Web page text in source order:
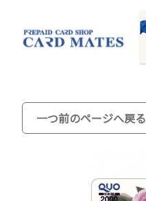
一つ前のページへ戻る